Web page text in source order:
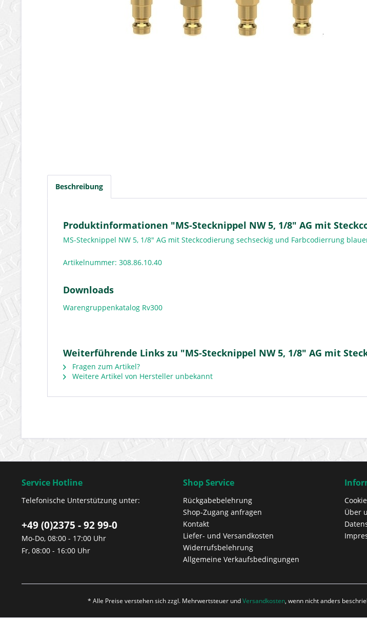
Beschreibung
Produktinformationen "MS-Stecknippel NW 5, 1/8" AG mit
MS-Stecknippel NW 5, 1/8" AG mit Steckcodierung sechseckig und Farbcodierrung
Artikelnummer: 308.86.10.40
Downloads
Warengruppenkatalog Rv300
Weiterführende Links zu "MS-Stecknippel NW 5, 1/8" AG mit
Fragen zum Artikel?
Weitere Artikel von Hersteller unbekannt
Service Hotline
Telefonische Unterstützung unter:
+49 (0)2375 - 92 99-0
Mo-Do, 08:00 - 17:00 Uhr
Fr, 08:00 - 16:00 Uhr
Shop Service
Rückgabebelehrung
Shop-Zugang anfragen
Kontakt
Liefer- und Versandkosten
Widerrufsbelehrung
Allgemeine Verkaufsbedingungen
Über
* Alle Preise verstehen sich zzgl. Mehrwertsteuer undVersandkosten, wenn nicht anders